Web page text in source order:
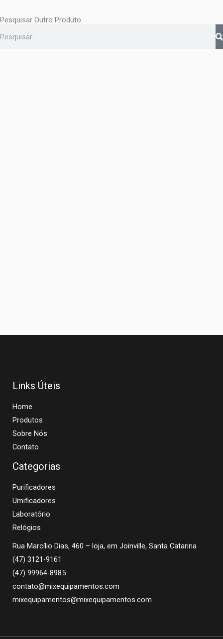
Pesquisar Outro Produto
Links Úteis
Home
Produtos
Sobre Nós
Contato
Categorias
Purificadores
Umificadores
Laboratório
Relógios
Rua Marcílio Dias, 460 – loja, em Joinville, Santa Catarina
(47) 3121-9161
(47) 99964-8985
contato@mixequipamentos.com
mixequipamentos@mixequipamentos.com